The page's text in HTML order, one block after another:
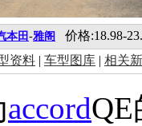
本田 -雅阁
价格:18.98-
资料 | 车型图库 | 相关
accordQE